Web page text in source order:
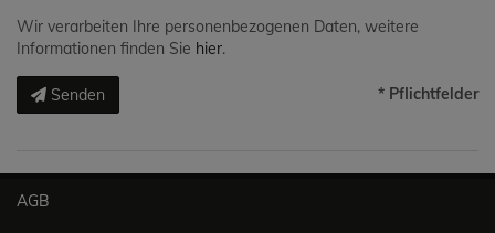
Wir verarbeiten Ihre personenbezogenen Daten, weitere
Informationen finden Sie hier.
Senden * Pflichtfelder
AGB